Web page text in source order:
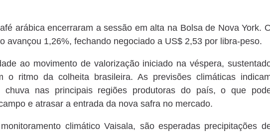
arábica encerraram a sessão em alta na Bolsa de Nova York.
avançou 1,26%, fechando negociado a US$ 2,53 por libra-peso.
ao movimento de valorização iniciado na véspera,
o ritmo da colheita brasileira. As previsões climáticas
chuva nas principais regiões produtoras do país, o que
e atrasar a entrada da nova safra no mercado.
climático Vaisala, são esperadas precipitações